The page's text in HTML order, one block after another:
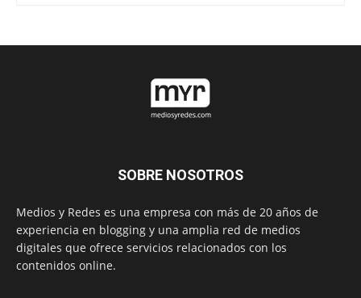
SOBRE NOSOTROS
Medios y Redes es una empresa con más de 20 años de
experiencia en blogging y una amplia red de medios
digitales que ofrece servicios relacionados con los
contenidos online.